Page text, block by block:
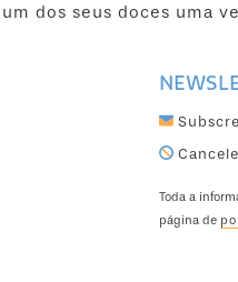
dos seus doces uma
Toda a
página de